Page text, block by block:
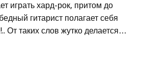
играть хард-рок, притом до
гитарист полагает себя
От таких слов жутко делается…